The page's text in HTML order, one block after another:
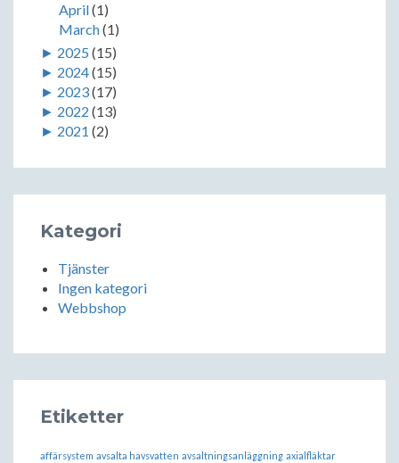
April(1)
March(1)
► 2025 (15)
► 2024(15)
► 2023(17)
► 2022 (13)
► 2021 (2)
Kategori
Tjänster
Ingen kategori
Webbshop
Etiketter
affärsystem avsalta havsvatten avsaltningsanläggning axialfläktar